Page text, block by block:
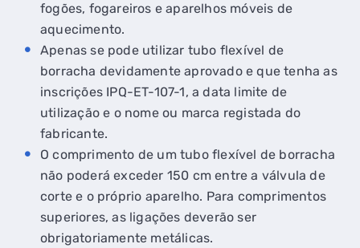
fogões, fogareiros e aparelhos móveis de
aquecimento.
Apenas se pode utilizar tubo flexível de
borracha devidamente aprovado e que tenha as
inscrições IPQ-ET-107-1, a data limite de
utilização e o nome ou marca registada do
fabricante.
O comprimento de um tubo flexível de borracha
não poderá exceder 150 cm entre a válvula de
corte e o próprio aparelho. Para comprimentos
superiores, as ligações deverão ser
obrigatoriamente metálicas.